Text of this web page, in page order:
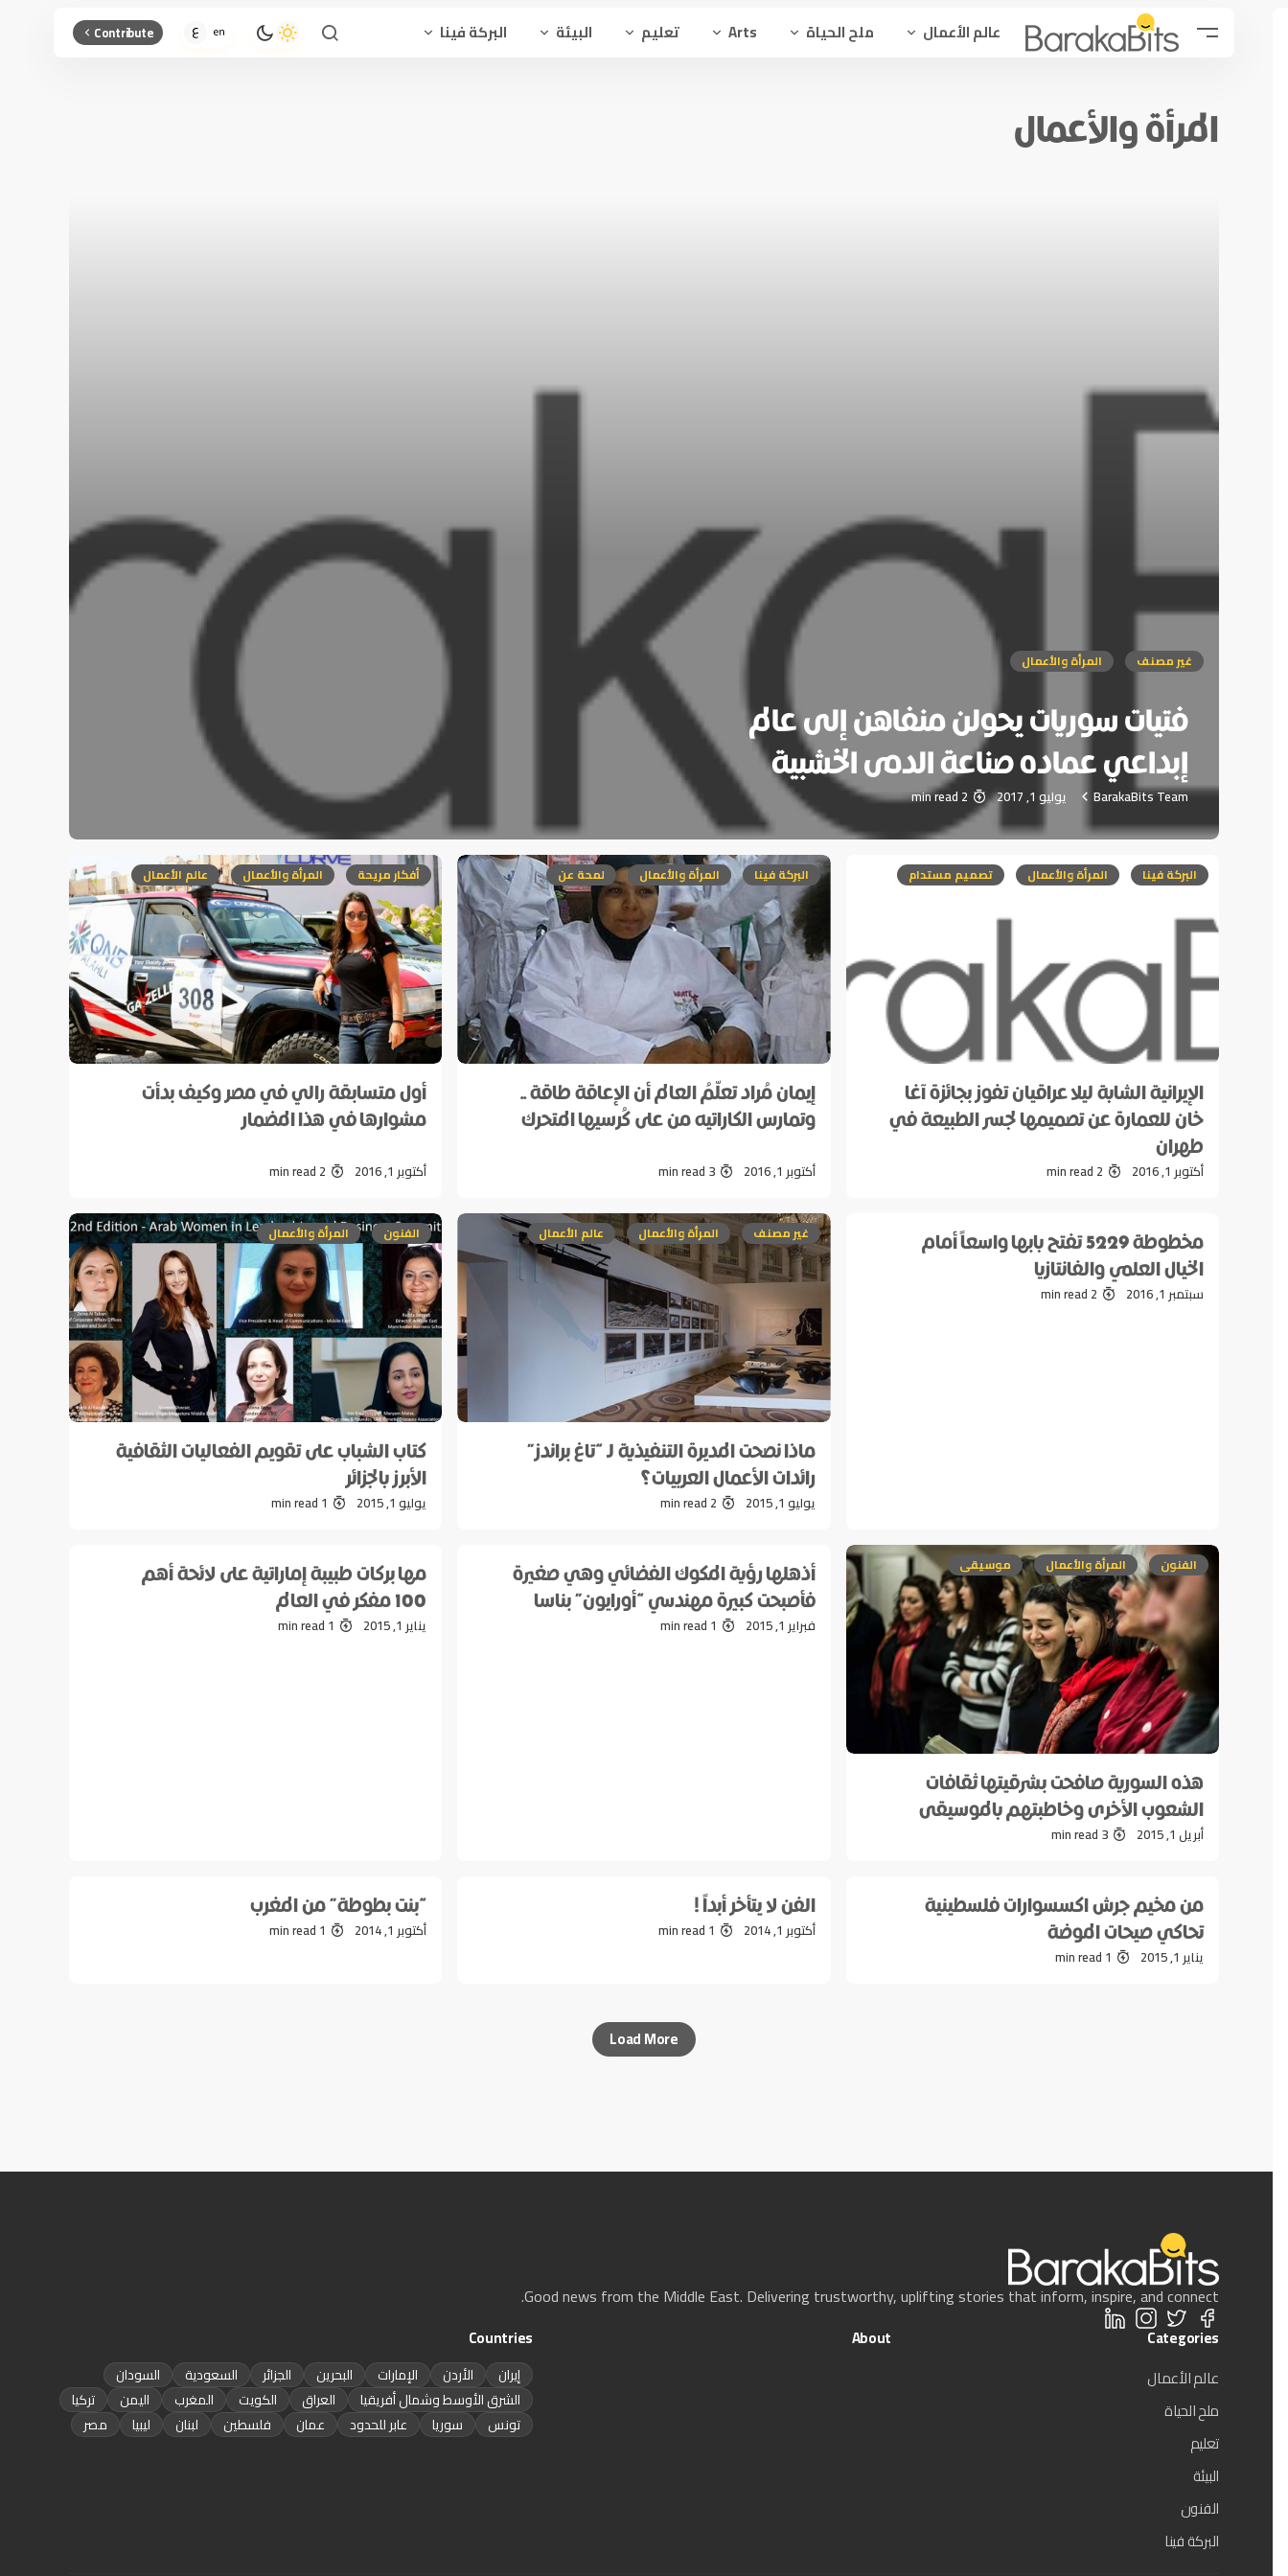
عالم الأعمال ملح الحياة Arts تعليم البيئة البركة فينا Contribute
المرأة والأعمال
غير مصنف المرأة والأعمال
فتيات سوريات يحولن منفاهن إلى عالم
إبداعي عماده صناعة الدمى الخشبية
BarakaBits Team يوليو 1, 2017 2 min read
البركة فينا المرأة والأعمال تصميم مستدام
الإيرانية الشابة ليلا عراقيان تفوز بجائزة آغا
خان للعمارة عن تصميمها لجسر الطبيعة في
طهران
أكتوبر 1, 2016 2 min read
البركة فينا المرأة والأعمال لمحة عن
إيمان مُراد تعلّمُ العالم أن الإعاقة طاقة ..
وتمارس الكاراتيه من على كُرسيها المتحرك
أكتوبر 1, 2016 3 min read
أفكار مريحة المرأة والأعمال عالم الأعمال
أول متسابقة رالي في مصر وكيف بدأت
مشوارها في هذا المضمار
أكتوبر 1, 2016 2 min read
مخطوطة 5229 تفتح بابها واسعاً أمام
الخيال العلمي والفانتازيا
سبتمبر 1, 2016 2 min read
غير مصنف المرأة والأعمال عالم الأعمال
ماذا نصحت المديرة التنفيذية لـ “تاغ براندز”
رائدات الأعمال العربيات؟
يوليو 1, 2015 2 min read
الفنون المرأة والأعمال
كتاب الشباب على تقويم الفعاليات الثقافية
الأبرز بالجزائر
يوليو 1, 2015 1 min read
الفنون المرأة والأعمال موسيقى
هذه السورية صافحت بشرقيتها ثقافات
الشعوب الأخرى وخاطبتهم بالموسيقى
أبريل 1, 2015 3 min read
أذهلها رؤية المكوك الفضائي وهي صغيرة
فأصبحت كبيرة مهندسي “أورايون” بناسا
فبراير 1, 2015 1 min read
مها بركات طبيبة إماراتية على لائحة أهم
100 مفكر في العالم
يناير 1, 2015 1 min read
من مخيم جرش اكسسوارات فلسطينية
تحاكي صيحات الموضة
يناير 1, 2015 1 min read
الفن لا يتأخر أبداً !
أكتوبر 1, 2014 1 min read
“بنت بطوطة” من المغرب
أكتوبر 1, 2014 1 min read
Load More
Good news from the Middle East. Delivering trustworthy, uplifting stories that inform, inspire, and connect.
Categories
عالم الأعمال
ملح الحياة
تعليم
البيئة
الفنون
البركة فينا
About
Countries
إيران الأردن الإمارات البحرين الجزائر السعودية
السودان
الشرق الأوسط وشمال أفريقيا
العراق الكويت المغرب اليمن
تركيا
تونس
سوريا عابر للحدود عمان فلسطين لبنان ليبيا مصر